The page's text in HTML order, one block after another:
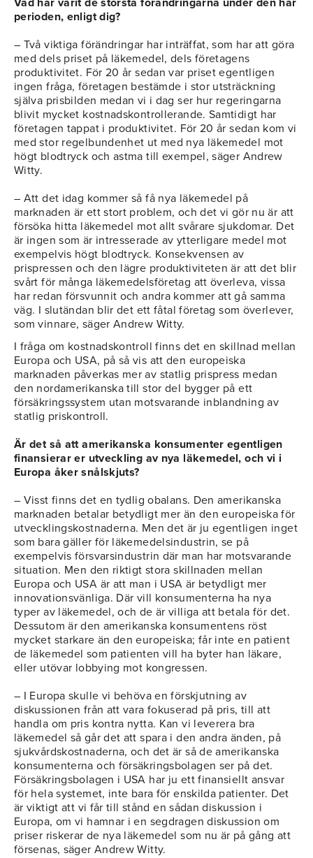
Vad har varit de största förändringarna under den här
perioden, enligt dig?
– Två viktiga förändringar har inträffat, som har att göra
med dels priset på läkemedel, dels företagens
produktivitet. För 20 år sedan var priset egentligen
ingen fråga, företagen bestämde i stor utsträckning
själva prisbilden medan vi i dag ser hur regeringarna
blivit mycket kostnadskontrollerande. Samtidigt har
företagen tappat i produktivitet. För 20 år sedan kom vi
med stor regelbundenhet ut med nya läkemedel mot
högt blodtryck och astma till exempel, säger Andrew
Witty.
– Att det idag kommer så få nya läkemedel på
marknaden är ett stort problem, och det vi gör nu är att
försöka hitta läkemedel mot allt svårare sjukdomar. Det
är ingen som är intresserade av ytterligare medel mot
exempelvis högt blodtryck. Konsekvensen av
prispressen och den lägre produktiviteten är att det blir
svårt för många läkemedelsföretag att överleva, vissa
har redan försvunnit och andra kommer att gå samma
väg. I slutändan blir det ett fåtal företag som överlever,
som vinnare, säger Andrew Witty.
I fråga om kostnadskontroll finns det en skillnad mellan
Europa och USA, på så vis att den europeiska
marknaden påverkas mer av statlig prispress medan
den nordamerikanska till stor del bygger på ett
försäkringssystem utan motsvarande inblandning av
statlig priskontroll.
Är det så att amerikanska konsumenter egentligen
finansierar er utveckling av nya läkemedel, och vi i
Europa åker snålskjuts?
– Visst finns det en tydlig obalans. Den amerikanska
marknaden betalar betydligt mer än den europeiska för
utvecklingskostnaderna. Men det är ju egentligen inget
som bara gäller för läkemedelsindustrin, se på
exempelvis försvarsindustrin där man har motsvarande
situation. Men den riktigt stora skillnaden mellan
Europa och USA är att man i USA är betydligt mer
innovationsvänliga. Där vill konsumenterna ha nya
typer av läkemedel, och de är villiga att betala för det.
Dessutom är den amerikanska konsumentens röst
mycket starkare än den europeiska; får inte en patient
de läkemedel som patienten vill ha byter han läkare,
eller utövar lobbying mot kongressen.
– I Europa skulle vi behöva en förskjutning av
diskussionen från att vara fokuserad på pris, till att
handla om pris kontra nytta. Kan vi leverera bra
läkemedel så går det att spara i den andra änden, på
sjukvårdskostnaderna, och det är så de amerikanska
konsumenterna och försäkringsbolagen ser på det.
Försäkringsbolagen i USA har ju ett finansiellt ansvar
för hela systemet, inte bara för enskilda patienter. Det
är viktigt att vi får till stånd en sådan diskussion i
Europa, om vi hamnar i en segdragen diskussion om
priser riskerar de nya läkemedel som nu är på gång att
försenas, säger Andrew Witty.